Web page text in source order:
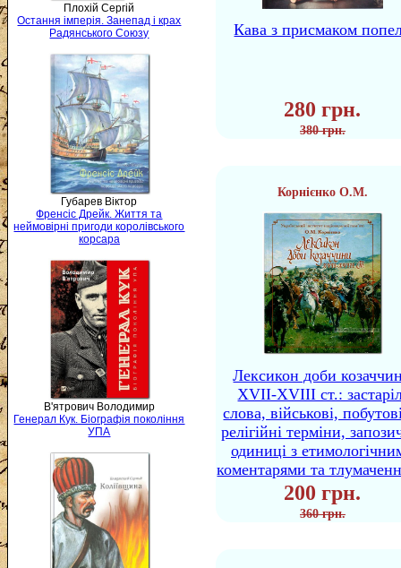
Плохій Сергій
Остання імперія. Занепад і крах
Радянського Союзу
Губарев Віктор
Френсіс Дрейк. Життя та
неймовірні пригоди королівського
корсара
В'ятрович Володимир
Генерал Кук. Біографія покоління
УПА
Кава з присмаком
280 грн.
380 грн.
Корнієнко О.М.
Лексикон доби
XVII-XVIII ст.:
слова, військові,
релігійні терміни,
одиниці з
коментарями та
200 грн.
360 грн.